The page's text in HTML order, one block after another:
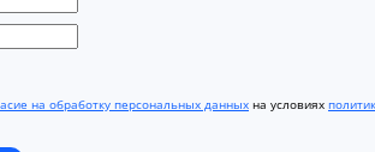
на обработку персональных данных на условиях